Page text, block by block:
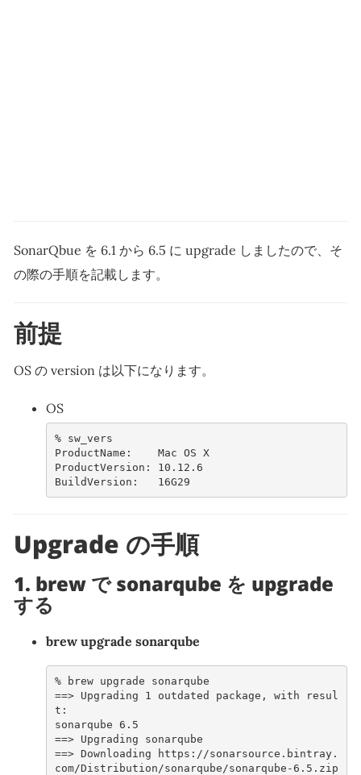
SonarQbue を 6.1 から 6.5 に upgrade しましたので、そ
の際の手順を記載します。
前提
OS の version は以下になります。
OS
% sw_vers
ProductName:    Mac OS X
ProductVersion: 10.12.6
BuildVersion:   16G29
Upgrade の手順
1. brew で sonarqube を upgrade
する
brew upgrade sonarqube
% brew upgrade
==> Upgrading 1 outdated package, with resul
t:
sonarqube 6.5
==> Upgrading sonarqube
==> Downloading https://sonarsource.bintray.
com/Distribution/sonarqube/sonarqube-6.5.zip